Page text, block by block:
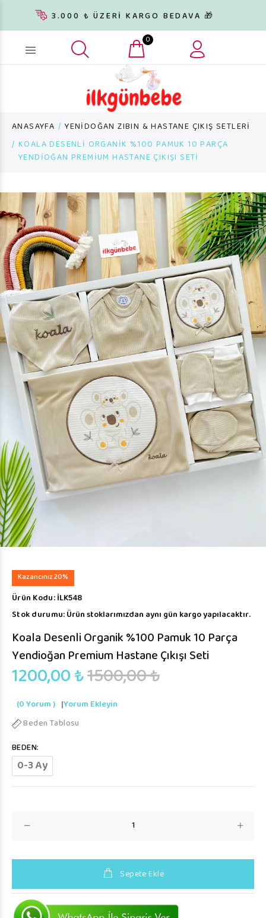
3.000 ₺ ÜZERİ KARGO BEDAVA 🎁
Ürün arama... 0
ANASAYFA
YENİDOĞAN ZIBIN & HASTANE ÇIKIŞ SETLERİ
KOALA DESENLİ ORGANİK %100 PAMUK 10 PARÇA
YENDİOĞAN PREMİUM HASTANE ÇIKIŞI SETİ
Kazancınız 20%
Ürün Kodu:İLK548
Stok durumu:Ürün stoklarımızdan aynı gün kargo yapılacaktır.
Koala Desenli Organik %100 Pamuk 10 Parça
Yendioğan Premium Hastane Çıkışı Seti
1200,00 ₺1500,00 ₺
(0 Yorum ) |Yorum Ekleyin
Beden Tablosu
BEDEN:
0-3 Ay
Sepete Ekle